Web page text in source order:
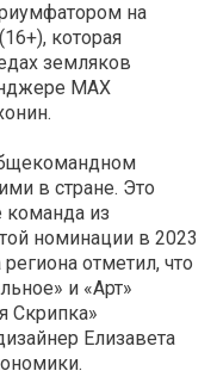
на
которая
земляков
МАХ
в стране. Это
из
номинации в 2023
отметил, что
и «Арт»
Скрипка»
Елизавета